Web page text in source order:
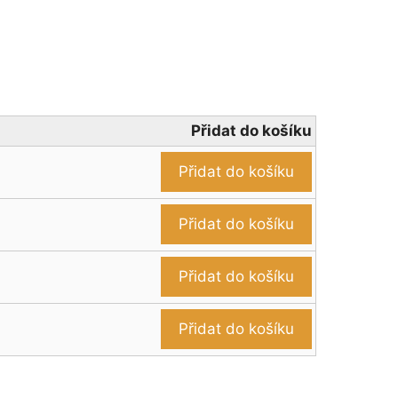
Přidat do košíku
Přidat do košíku
Přidat do košíku
Přidat do košíku
Přidat do košíku